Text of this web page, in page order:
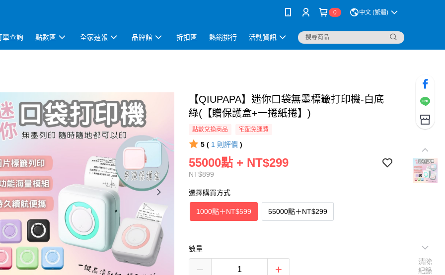
0 中文 (繁體)
單查詢 點數區 全家速報 品牌館 折扣區 熱銷排行 活動資訊
【QIUPAPA】迷你口袋無墨標籤打印機-白底
綠(【贈保護盒+一捲紙捲】)
點數兌換商品 宅配免運費
5 ( 1 則評價 )
NT$899
55000點 + NT$299
選擇購買方式
1000點＋NT$599 55000點＋NT$299
數量
清除
紀錄